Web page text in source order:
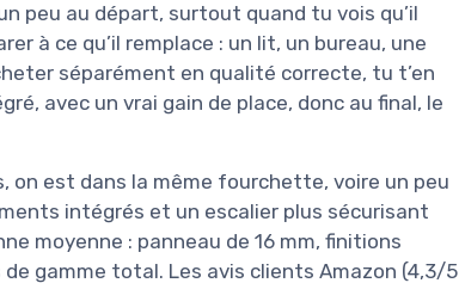
peu au départ, surtout quand tu vois qu’il
à ce qu’il remplace : un lit, un bureau, une
séparément en qualité correcte, tu t’en
avec un vrai gain de place, donc au final, le
on est dans la même fourchette, voire un peu
intégrés et un escalier plus sécurisant
moyenne : panneau de 16 mm, finitions
gamme total. Les avis clients Amazon (4,3/5